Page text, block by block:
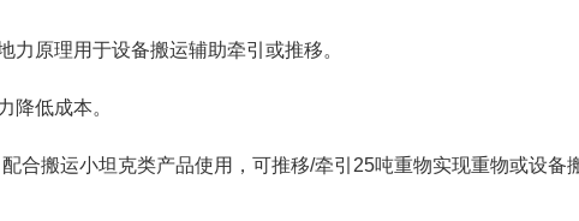
力原理用于设备搬运辅助牵引或推移。
降低成本。
合搬运小坦克类产品使用，可推移/牵引25吨重物实现重物或设备